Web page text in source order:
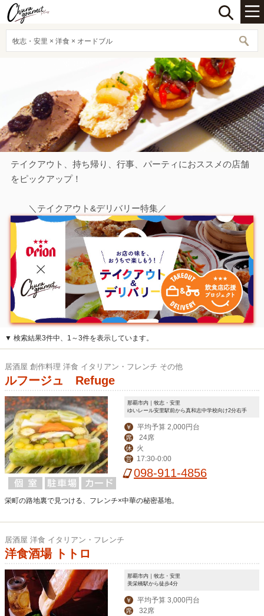
牧志・安里 × 洋食 × オードブル
テイクアウト、持ち帰り、行事、パーティにおススメの店舗
をピックアップ！
＼テイクアウト&デリバリー特集／
▼ 検索結果3件中、1～3件を表示しています。
居酒屋 創作料理 洋食 イタリアン・フレンチ その他
ルフージュ Refuge
那覇市内｜牧志・安里
ゆいレール安里駅前から真和志中学校向け2分右手
￥ 平均予算 2,000円台
席 24席
休 火
営 17:30-0:00
098-911-4856
栄町の路地裏で見つける、フレンチ×中華の秘密基地。
居酒屋 洋食 イタリアン・フレンチ
洋食酒場 トトロ
那覇市内｜牧志・安里
美栄橋駅から徒歩4分
￥ 平均予算 3,000円台
席 32席